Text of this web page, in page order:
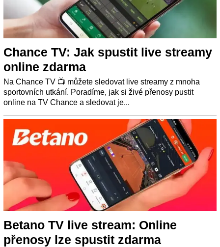
Chance TV: Jak spustit live streamy
online zdarma
Na Chance TV 📺 můžete sledovat live streamy z mnoha
sportovních utkání. Poradíme, jak si živé přenosy pustit
online na TV Chance a sledovat je...
Betano TV live stream: Online
přenosy lze spustit zdarma